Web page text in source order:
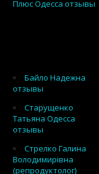
Плюс Одесса отзывы
Байло Надежна
отзывы
Старущенко
Татьяна Одесса
отзывы
Стрелко Галина
Володимирівна
(репродуктолог)